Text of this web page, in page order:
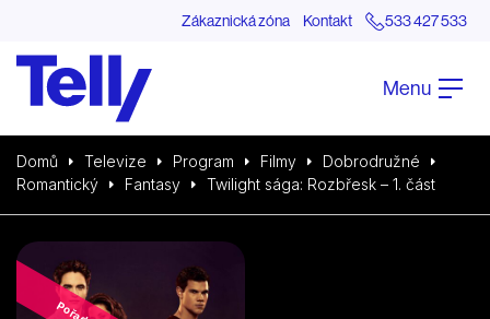
Zákaznická zóna Kontakt 533 427 533
Menu
Domů Televize Program Filmy
Dobrodružné
Romantický
Fantasy Twilight sága: Rozbřesk – 1. část